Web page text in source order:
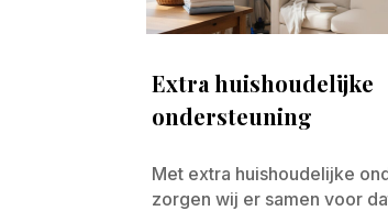
Extra huishoudelijke
ondersteuning
Met extra huishoudelijke
zorgen wij er samen voor